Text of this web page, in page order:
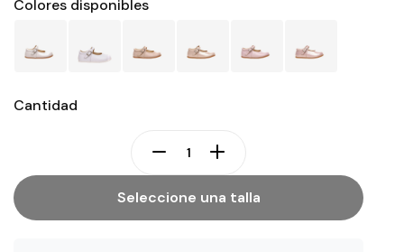
Colores disponibles
Cantidad
Seleccione una talla